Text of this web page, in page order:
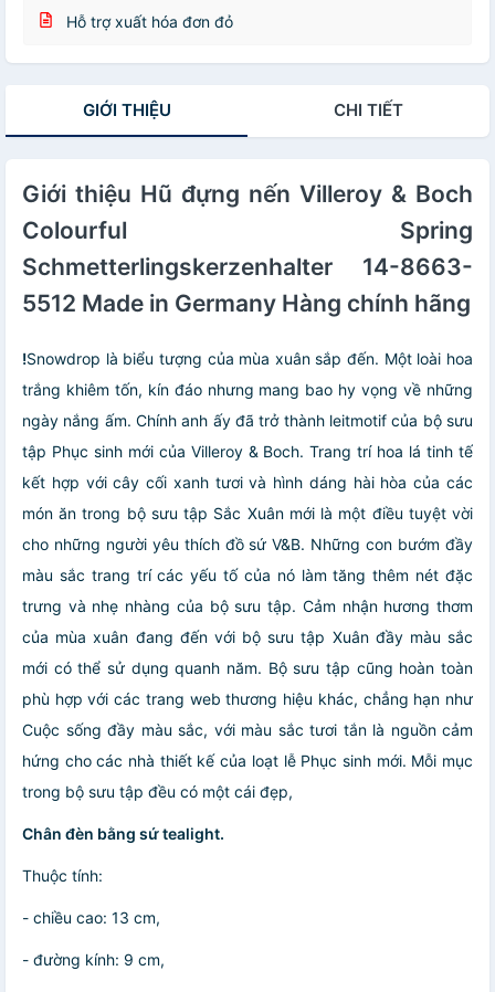
Hỗ trợ xuất hóa đơn đỏ
GIỚI THIỆU CHI TIẾT
Giới thiệu Hũ đựng nến Villeroy & Boch
Colourful Spring
Schmetterlingskerzenhalter 14-8663-
5512 Made in Germany Hàng chính hãng
!Snowdrop là biểu tượng của mùa xuân sắp đến. Một loài hoa
trắng khiêm tốn, kín đáo nhưng mang bao hy vọng về những
ngày nắng ấm. Chính anh ấy đã trở thành leitmotif của bộ sưu
tập Phục sinh mới của Villeroy & Boch. Trang trí hoa lá tinh tế
kết hợp với cây cối xanh tươi và hình dáng hài hòa của các
món ăn trong bộ sưu tập Sắc Xuân mới là một điều tuyệt vời
cho những người yêu thích đồ sứ V&B. Những con bướm đầy
màu sắc trang trí các yếu tố của nó làm tăng thêm nét đặc
trưng và nhẹ nhàng của bộ sưu tập. Cảm nhận hương thơm
của mùa xuân đang đến với bộ sưu tập Xuân đầy màu sắc
mới có thể sử dụng quanh năm. Bộ sưu tập cũng hoàn toàn
phù hợp với các trang web thương hiệu khác, chẳng hạn như
Cuộc sống đầy màu sắc, với màu sắc tươi tắn là nguồn cảm
hứng cho các nhà thiết kế của loạt lễ Phục sinh mới. Mỗi mục
trong bộ sưu tập đều có một cái đẹp,
Chân đèn bằng sứ tealight.
Thuộc tính:
- chiều cao: 13 cm,
- đường kính: 9 cm,